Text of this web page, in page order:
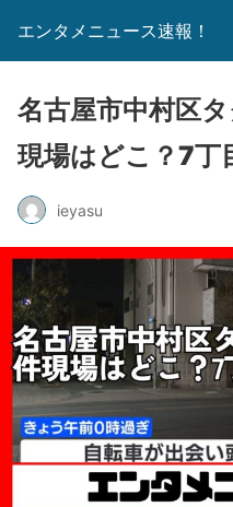
エンタメニュース速報！
名古屋市中村区
現場はどこ？7丁
ieyasu